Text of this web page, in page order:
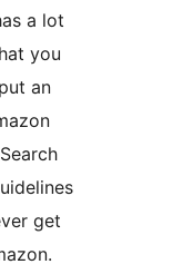
a lot
you
an
get